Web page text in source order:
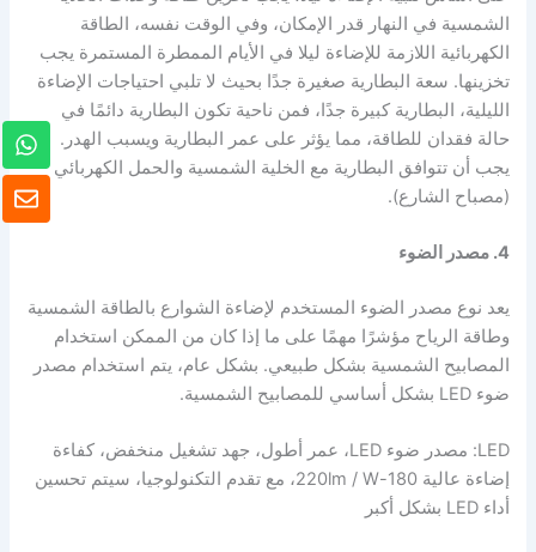
الشمسية في النهار قدر الإمكان، وفي الوقت نفسه، الطاقة
الكهربائية اللازمة للإضاءة ليلا في الأيام الممطرة المستمرة يجب
تخزينها. سعة البطارية صغيرة جدًا بحيث لا تلبي احتياجات الإضاءة
الليلية، البطارية كبيرة جدًا، فمن ناحية تكون البطارية دائمًا في
حالة فقدان للطاقة، مما يؤثر على عمر البطارية ويسبب الهدر.
يجب أن تتوافق البطارية مع الخلية الشمسية والحمل الكهربائي
(مصباح الشارع).
4. مصدر الضوء
يعد نوع مصدر الضوء المستخدم لإضاءة الشوارع بالطاقة الشمسية
وطاقة الرياح مؤشرًا مهمًا على ما إذا كان من الممكن استخدام
المصابيح الشمسية بشكل طبيعي. بشكل عام، يتم استخدام مصدر
ضوء LED بشكل أساسي للمصابيح الشمسية.
LED: مصدر ضوء LED، عمر أطول، جهد تشغيل منخفض، كفاءة
إضاءة عالية 180-220lm / W، مع تقدم التكنولوجيا، سيتم تحسين
أداء LED بشكل أكبر
ظ
ر
و
ا
ت
س
ا